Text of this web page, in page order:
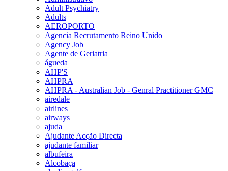
Adult Psychiatry
Adults
AEROPORTO
Agencia Recrutamento Reino Unido
Agency Job
Agente de Geriatria
águeda
AHP'S
AHPRA
AHPRA - Australian Job - Genral Practitioner GMC
airedale
airlines
airways
ajuda
Ajudante Acção Directa
ajudante familiar
albufeira
Alcobaça